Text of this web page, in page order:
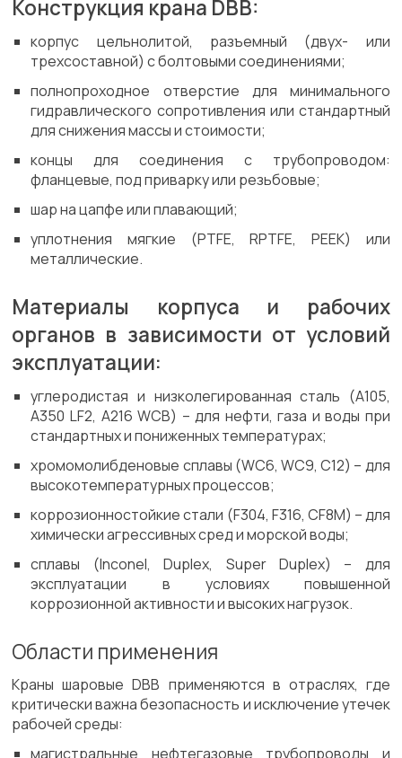
Конструкция крана DBB:
корпус цельнолитой, разъемный (двух- или
трехсоставной) с болтовыми соединениями;
полнопроходное отверстие для минимального
гидравлического сопротивления или стандартный
для снижения массы и стоимости;
концы для соединения с трубопроводом:
фланцевые, под приварку или резьбовые;
шар на цапфе или плавающий;
уплотнения мягкие (PTFE, RPTFE, PEEK) или
металлические.
Материалы корпуса и рабочих
органов в зависимости от условий
эксплуатации:
углеродистая и низколегированная сталь (A105,
A350 LF2, A216 WCB) – для нефти, газа и воды при
стандартных и пониженных температурах;
хромомолибденовые сплавы (WC6, WC9, C12) – для
высокотемпературных процессов;
коррозионностойкие стали (F304, F316, CF8M) – для
химически агрессивных сред и морской воды;
сплавы (Inconel, Duplex, Super Duplex) – для
эксплуатации в условиях повышенной
коррозионной активности и высоких нагрузок.
Области применения
Краны шаровые DBB применяются в отраслях, где
критически важна безопасность и исключение утечек
рабочей среды:
магистральные нефтегазовые трубопроводы и